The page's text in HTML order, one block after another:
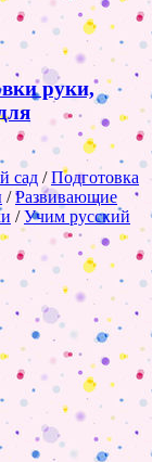
руки,
сад /Подготовка
/Развивающие
/Учим русский